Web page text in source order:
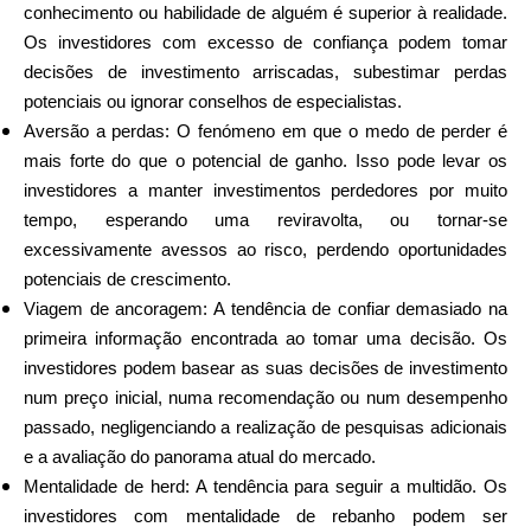
conhecimento ou habilidade de alguém é superior à realidade.
Os investidores com excesso de confiança podem tomar
decisões de investimento arriscadas, subestimar perdas
potenciais ou ignorar conselhos de especialistas.
Aversão a perdas: O fenómeno em que o medo de perder é
mais forte do que o potencial de ganho. Isso pode levar os
investidores a manter investimentos perdedores por muito
tempo, esperando uma reviravolta, ou tornar-se
excessivamente avessos ao risco, perdendo oportunidades
potenciais de crescimento.
Viagem de ancoragem: A tendência de confiar demasiado na
primeira informação encontrada ao tomar uma decisão. Os
investidores podem basear as suas decisões de investimento
num preço inicial, numa recomendação ou num desempenho
passado, negligenciando a realização de pesquisas adicionais
e a avaliação do panorama atual do mercado.
Mentalidade de herd: A tendência para seguir a multidão. Os
investidores com mentalidade de rebanho podem ser